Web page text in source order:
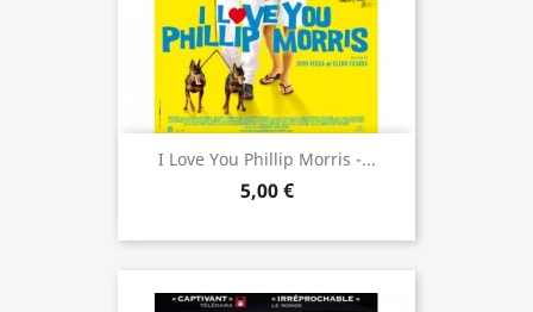
I Love You Phillip Morris -...
5,00 €